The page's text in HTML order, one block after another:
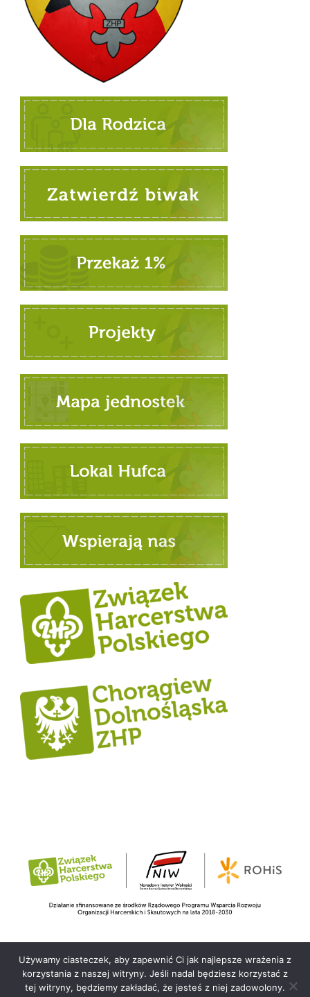
© 2026 Copyright Hufiec ZHP Wrocław im. Polonii
Używamy ciasteczek, aby zapewnić Ci jak najlepsze wrażenia z
korzystania z naszej witryny. Jeśli nadal będziesz korzystać z
tej witryny, będziemy zakładać, że jesteś z niej zadowolony.